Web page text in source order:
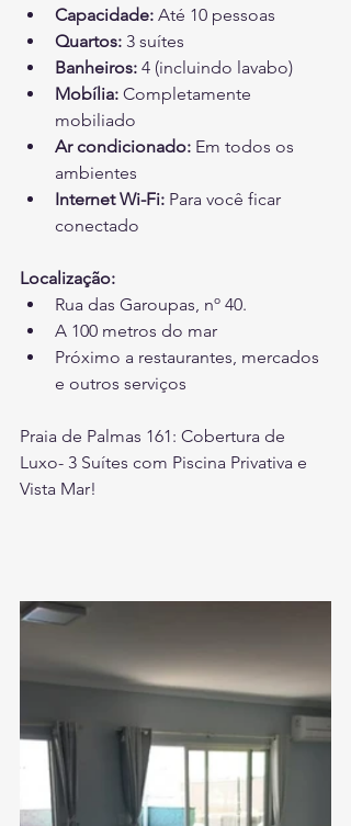
Capacidade: Até 10 pessoas
Quartos: 3 suítes
Banheiros: 4 (incluindo lavabo)
Mobília: Completamente
mobiliado
Ar condicionado: Em todos os
ambientes
Internet Wi-Fi: Para você ficar
conectado
Localização:
Rua das Garoupas, nº 40.
A 100 metros do mar
Próximo a restaurantes, mercados
e outros serviços
Praia de Palmas 161: Cobertura de
Luxo- 3 Suítes com Piscina Privativa e
Vista Mar!